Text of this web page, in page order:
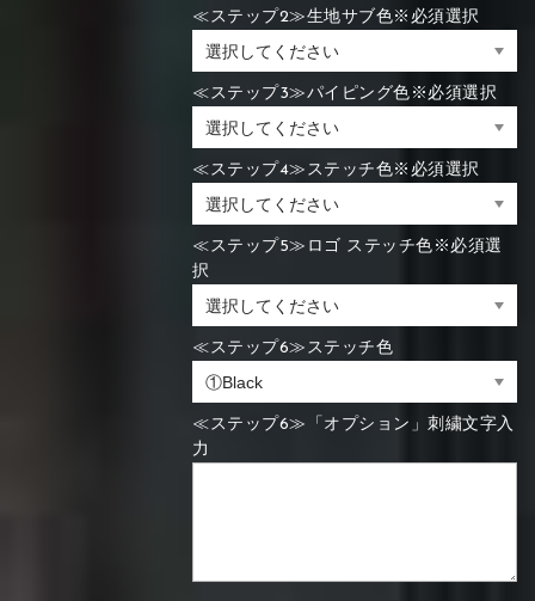
≪ステップ2≫生地サブ色※必須選択
≪ステップ3≫パイピング色※必須選択
≪ステップ4≫ステッチ色※必須選択
≪ステップ5≫ロゴ ステッチ色※必須選
択
≪ステップ6≫ステッチ色
≪ステップ6≫「オプション」刺繍文字入
力